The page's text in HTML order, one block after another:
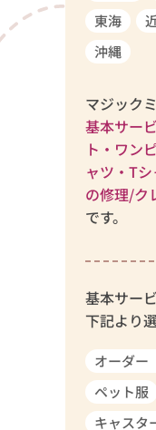
東海
沖縄
マジック
基本サー
ト・ワン
ャツ・T
の修理/ク
です。
基本サー
下記より
オーダー
ペット服
キャスタ